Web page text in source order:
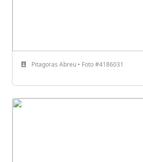
Pitagoras Abreu • Foto #4186031